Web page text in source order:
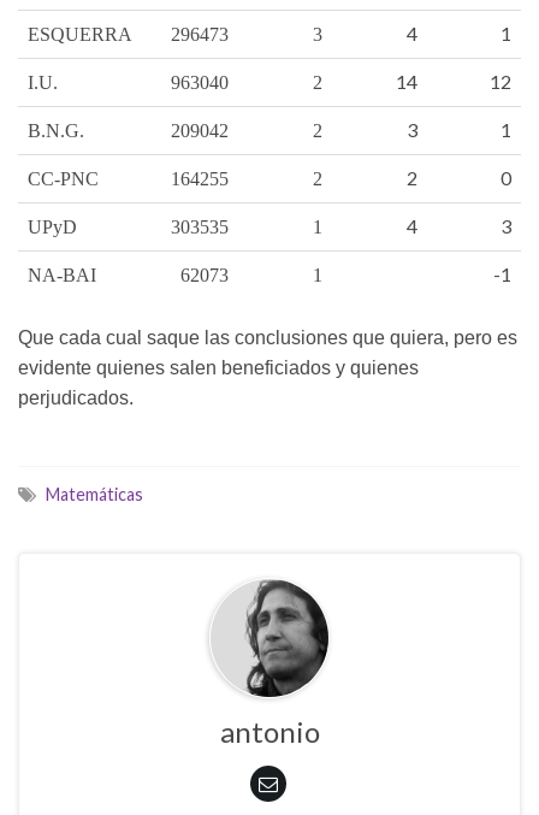
ESQUERRA 296473 3 4 1
I.U. 963040 2 14 12
B.N.G. 209042 2 3 1
CC-PNC 164255 2 2 0
UPyD 303535 1 4 3
NA-BAI 62073 1 -1
Que cada cual saque las conclusiones que quiera, pero es
evidente quienes salen beneficiados y quienes
perjudicados.
Matemáticas
antonio